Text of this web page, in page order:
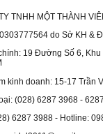
TNHH MỘT THÀNH
do Sở KH &
19 Đường Số 6, Khu
kinh doanh: 15-17 Trần
(028) 6287 3968 -
6287 3988 - Hotline: